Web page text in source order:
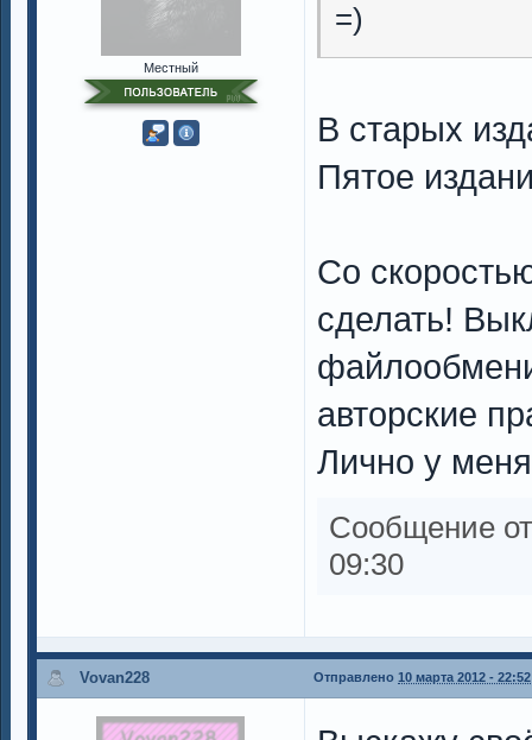
Местный
=)
В старых
Пятое
Со
сделать!
авторские
Лично у
Сообщение
09:30
Vovan228 Отправлено 10 марта 2012 - 22:52